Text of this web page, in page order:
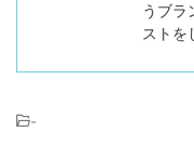
うブラ
スト
-